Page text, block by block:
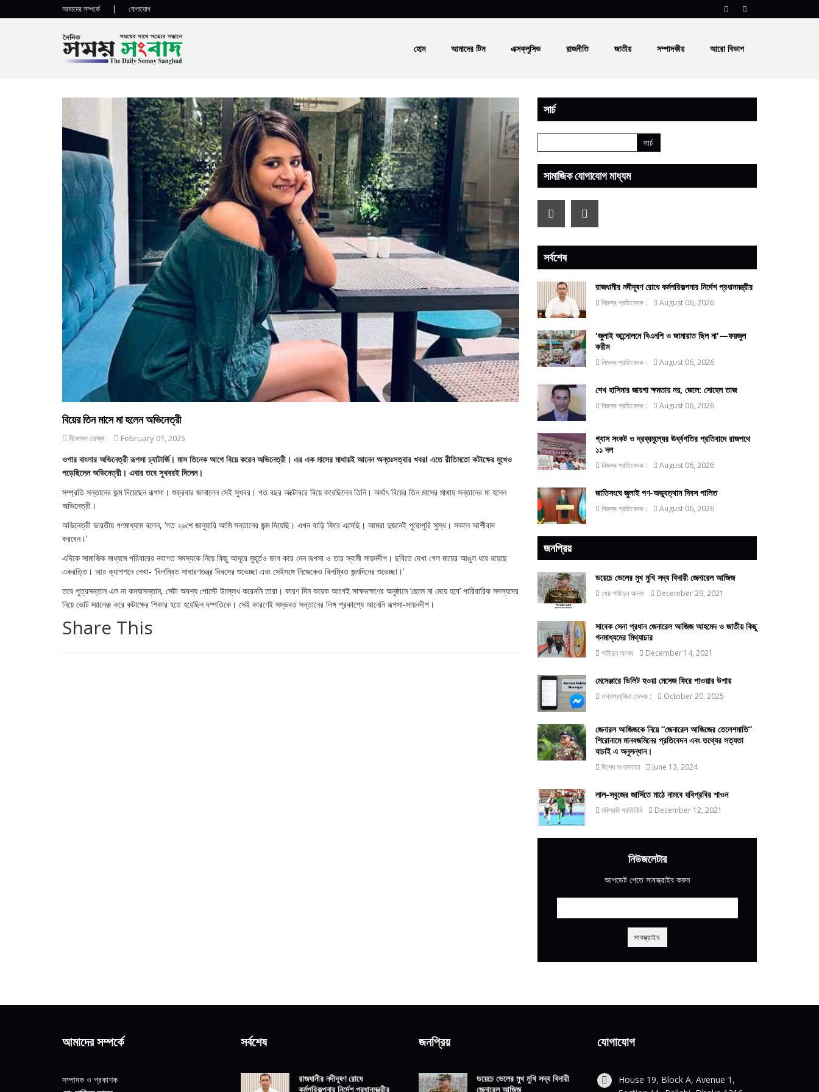
আমাদের সম্পর্কে | যোগাযোগ
হোম আমাদের টিম এক্সক্লুসিভ রাজনীতি জাতীয় সম্পাদকীয় আরো বিভাগ
বিয়ের তিন মাসে মা হলেন অভিনেত্রী
বিনোদন ডেস্ক : February 01, 2025
ওপার বাংলার অভিনেত্রী রূপসা চ্যাটার্জি। মাস তিনেক আগে বিয়ে করেন অভিনেত্রী। এর এক মাসের মাথায়ই আনেন অন্তঃসত্বার খবর! এতে রীতিমতো কটাক্ষের মুখেও
পড়েছিলেন অভিনেত্রী। এবার তবে সুখবরই দিলেন।
সম্প্রতি সন্তানের জন্ম দিয়েছেন রূপসা। শুক্রবার জানালেন সেই সুখবর। গত বছর অক্টোবরে বিয়ে করেছিলেন তিনি। অর্থাৎ বিয়ের তিন মাসের মাথায় সন্তানের মা হলেন
অভিনেত্রী।
অভিনেত্রী ভারতীয় গণমাধ্যমে বলেন, ‘গত ২৬শে জানুয়ারি আমি সন্তানের জন্ম দিয়েছি। এখন বাড়ি ফিরে এসেছি। আমরা দুজনেই পুরোপুরি সুস্থ। সকলে আর্শীবাদ
করবেন।’
এদিকে সামাজিক মাধ্যমে পরিবারের নবাগত সদস্যকে নিয়ে কিছু আদূরে মুহূর্তও ভাগ করে নেন রূপসা ও তার স্বামী সায়নদীপ। ছবিতে দেখা গেল মায়ের আঙুল ধরে রয়েছে
একরত্তি। আর ক্যাপশনে লেখা- ‘বিলম্বিত সাধারণতন্ত্র দিবসের শুভেচ্ছা এবং সেইসঙ্গে নিজেকেও বিলম্বিত জন্মদিনের শুভেচ্ছা।’
তবে পুত্রসন্তান এল না কন্যাসন্তান, সেটা অবশ্য পোস্টে উল্লেখ করেননি তারা। কারণ দিন কয়েক আগেই সাক্ষভক্ষণের অনুষ্ঠানে ‘ছেলে না মেয়ে হবে’ পারিবারিক সদস্যদের
নিয়ে ভোট চ্য়ালেঞ্জ করে কটাক্ষের শিকার হতে হয়েছিল দম্পতিকে। সেই কারণেই সম্ভবত সন্তানের লিঙ্গ প্রকাশ্যে আনেনি রূপসা-সায়নদীপ।
Share This
সার্চ
সামাজিক যোগাযোগ মাধ্যম
সর্বশেষ
রাজধানীর নদীদূষণ রোধে কর্মপরিকল্পনার নির্দেশ প্রধানমন্ত্রীর
নিজস্ব প্রতিবেদক : August 06, 2026
'জুলাই আন্দোলনে বিএনপি ও জামায়াত ছিল না'—ফয়জুল
করীম
নিজস্ব প্রতিবেদক : August 06, 2026
শেখ হাসিনার জায়গা ক্ষমতায় নয়, জেলে: সোহেল তাজ
নিজস্ব প্রতিবেদক : August 06, 2026
গ্যাস সংকট ও দ্রব্যমূল্যের ঊর্ধ্বগতির প্রতিবাদে রাজপথে
১১ দল
নিজস্ব প্রতিবেদক : August 06, 2026
জাতিসংঘে জুলাই গণ-অভ্যুত্থান দিবস পালিত
নিজস্ব প্রতিবেদক : August 06, 2026
জনপ্রিয়
ডয়েচে ভেলের মুখ মুখি সদ্য বিদায়ী জেনারেল আজিজ
মোঃ শাহিদুন আলম December 29, 2021
সাবেক সেনা প্রধান জেনারেল আজিজ আহমেদ ও জাতীয় কিছু
গনমাধ্যমের মিথ্যাচার
শাহিদুন আলম December 14, 2021
মেসেঞ্জারে ডিলিট হওয়া মেসেজ ফিরে পাওয়ার উপায়
তথ্যপ্রযুক্তি ডেস্ক : October 20, 2025
জেনারল আজিজকে নিয়ে “জেনারেল আজিজের তেলেশমাতি”
শিরোনামে মানবজমিনের প্রতিবেদন এবং তথ্যের সত্যতা
যাচাই এ অনুসন্ধান।
বিশেষ সংবাদদাতা June 13, 2024
লাল-সবুজের জার্সিতে মাঠে নামবে যবিপ্রবির শাওন
যবিপ্রবি প্রতিনিধি December 12, 2021
নিউজলেটার
আপডেট পেতে সাবস্ক্রাইব করুন
আমাদের সম্পর্কে
সম্পাদক ও প্রকাশক
সর্বশেষ
রাজধানীর নদীদূষণ রোধে
কর্মপরিকল্পনার নির্দেশ প্রধানমন্ত্রীর
জনপ্রিয়
ডয়েচে ভেলের মুখ মুখি সদ্য বিদায়ী
জেনারেল আজিজ
যোগাযোগ
House 19, Block A, Avenue 1,